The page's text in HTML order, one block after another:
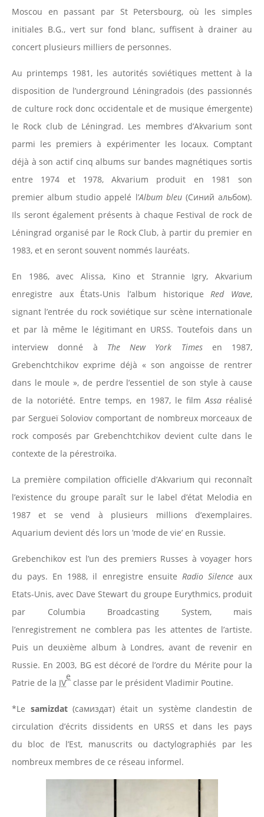
Moscou en passant par St Petersbourg, où les simples
initiales B.G., vert sur fond blanc, suffisent à drainer au
concert plusieurs milliers de personnes.
Au printemps 1981, les autorités soviétiques mettent à la
disposition de l’underground Léningradois (des passionnés
de culture rock donc occidentale et de musique émergente)
le Rock club de Léningrad. Les membres d’Akvarium sont
parmi les premiers à expérimenter les locaux. Comptant
déjà à son actif cinq albums sur bandes magnétiques sortis
entre 1974 et 1978, Akvarium produit en 1981 son
premier album studio appelé l’Album bleu(Синий альбом).
Ils seront également présents à chaque Festival de rock de
Léningrad organisé par le Rock Club, à partir du premier en
1983, et en seront souvent nommés lauréats.
En 1986, avec Alissa, Kino et Strannie Igry, Akvarium
enregistre aux États-Unis l’album historiqueRed Wave,
signant l’entrée du rock soviétique sur scène internationale
et par là même le légitimant en URSS. Toutefois dans un
interview donné à The New York Timesen 1987,
Grebenchtchikov exprime déjà « son angoisse de rentrer
dans le moule », de perdre l’essentiel de son style à cause
de la notoriété. Entre temps, en 1987, le filmAssaréalisé
par Sergueï Soloviov comportant de nombreux morceaux de
rock composés par Grebenchtchikov devient culte dans le
contexte de la pérestroïka.
La première compilation officielle d’Akvarium qui reconnaît
l’existence du groupe paraît sur le label d’état Melodia en
1987 et se vend à plusieurs millions d’exemplaires.
Aquarium devient dés lors un ’mode de vie’ en Russie.
Grebenchikov est l’un des premiers Russes à voyager hors
du pays. En 1988, il enregistre ensuite Radio Silenceaux
Etats-Unis, avec Dave Stewart du groupe Eurythmics, produit
par Columbia Broadcasting System, mais
l’enregistrement ne comblera pas les attentes de l’artiste.
Puis un deuxième album à Londres, avant de revenir en
Russie. En 2003, BG est décoré de l’ordre du Mérite pour la
Patrie de la IV
e
classe par le président Vladimir Poutine.
*Le samizdat(самиздат) était un système clandestin de
circulation d’écrits dissidents en URSS et dans les pays
du bloc de l’Est, manuscrits ou dactylographiés par les
nombreux membres de ce réseau informel.